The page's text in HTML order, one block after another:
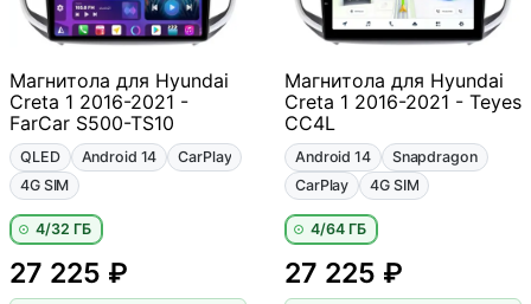
Магнитола для Hyundai
Creta 1 2016-2021 -
FarCar S500-TS10
QLED Android 14
CarPlay
4G SIM
4/32 ГБ
27 225 ₽
Магнитола для Hyundai
Creta 1 2016-2021 - Teyes
CC4L
Android 14
Snapdragon
CarPlay
4G SIM
4/64 ГБ
27 225 ₽